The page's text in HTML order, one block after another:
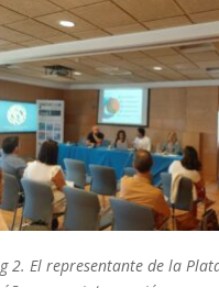
2. El representante de la